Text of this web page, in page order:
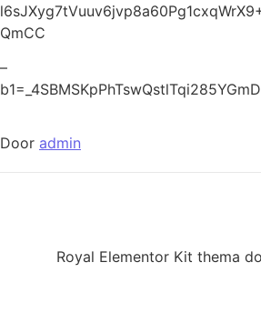
QmCC
–
Door admin
Royal Elementor Kit thema